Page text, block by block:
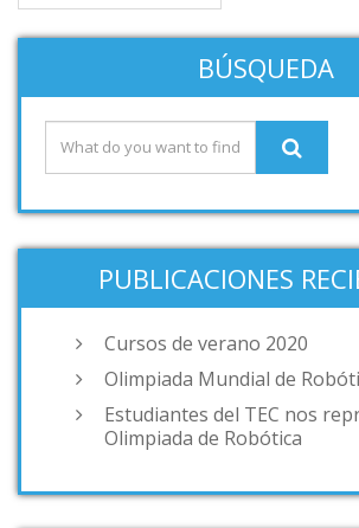
BÚSQUEDA
PUBLICACIONES
Cursos de verano 2020
Olimpiada Mundial de
Estudiantes del TEC nos
Olimpiada de Robótica